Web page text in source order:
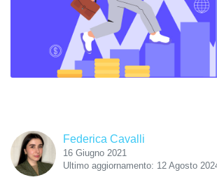
Federica Cavalli
16 Giugno 2021
Ultimo aggiornamento: 12 Agosto